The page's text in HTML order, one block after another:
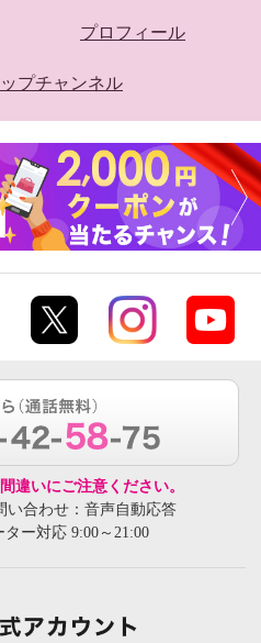
プロフィール
プチャンネル
違いにご注意ください。
い合わせ：音声自動応答
ー対応 9:00～21:00